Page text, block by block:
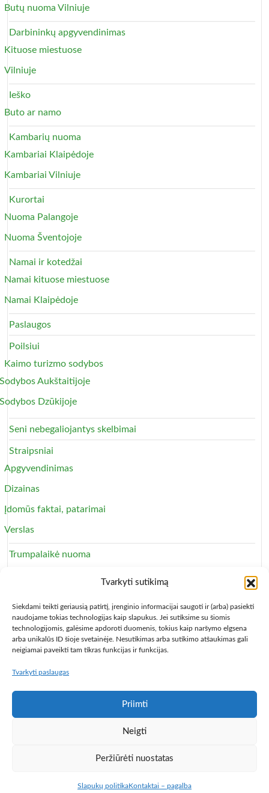
Tvarkyti sutikimą
Siekdami teikti geriausią patirtį, įrenginio informacijai saugoti ir (arba) pasiekti
naudojame tokias technologijas kaip slapukus. Jei sutiksime su šiomis
technologijomis, galėsime apdoroti duomenis, tokius kaip naršymo elgsena
arba unikalūs ID šioje svetainėje. Nesutikimas arba sutikimo atšaukimas gali
neigiamai paveikti tam tikras funkcijas ir funkcijas.
Tvarkyti paslaugas
Priimti
Neigti
Peržiūrėti nuostatas
Slapukų politikaKontaktai – pagalba
Butų nuoma Vilniuje
Darbininkų apgyvendinimas
Kituose miestuose
Vilniuje
Ieško
Buto ar namo
Kambarių nuoma
Kambariai Klaipėdoje
Kambariai Vilniuje
Kurortai
Nuoma Palangoje
Nuoma Šventojoje
Namai ir kotedžai
Namai kituose miestuose
Namai Klaipėdoje
Paslaugos
Poilsiui
Kaimo turizmo sodybos
Sodybos Aukštaitijoje
Sodybos Dzūkijoje
Seni nebegaliojantys skelbimai
Straipsniai
Apgyvendinimas
Dizainas
Įdomūs faktai, patarimai
Verslas
Trumpalaikė nuoma
Copyright © 2013 – 2026
Privatumo politika
Baldų mugė